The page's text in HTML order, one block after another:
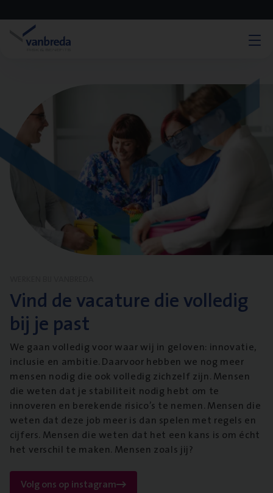
Vind de vacature die volledig
bij je past
We gaan volledig voor waar wij in geloven: innovatie,
inclusie en ambitie. Daarvoor hebben we nog meer
mensen nodig die ook volledig zichzelf zijn. Mensen
die weten dat je stabiliteit nodig hebt om te
innoveren en berekende risico’s te nemen. Mensen die
weten dat deze job meer is dan spelen met regels en
cijfers. Mensen die weten dat het een kans is om écht
het verschil te maken. Mensen zoals jij?
Volg ons op instagram